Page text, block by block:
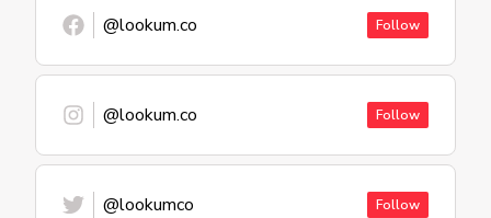
@lookum.co Follow
@lookum.co Follow
@lookumco Follow